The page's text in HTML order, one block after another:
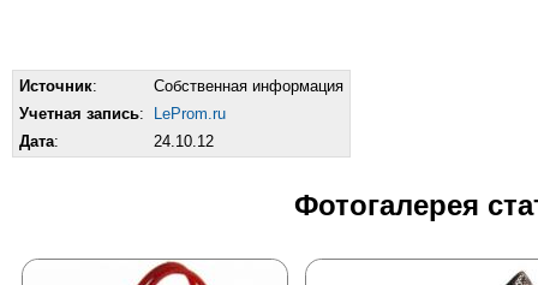
Источник:
Собственная информация
Учетная запись:
LeProm.ru
Дата: 24.10.12
Фотогалерея